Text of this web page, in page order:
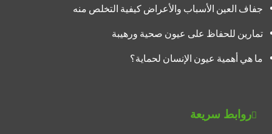
جفاف العين الأسباب والأعراض كيفية التخلص منه
تمارين للحفاظ على عيون صحية ورهيبة
ما هي أهمية عيون الإنسان لحماية؟
روابط سريعة